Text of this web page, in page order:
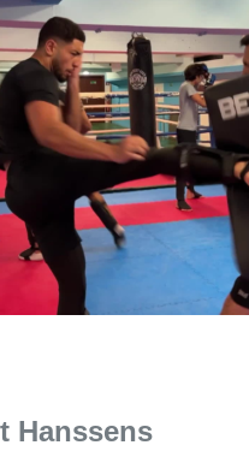
"Un nouveau club de
Hanssens
de plus en